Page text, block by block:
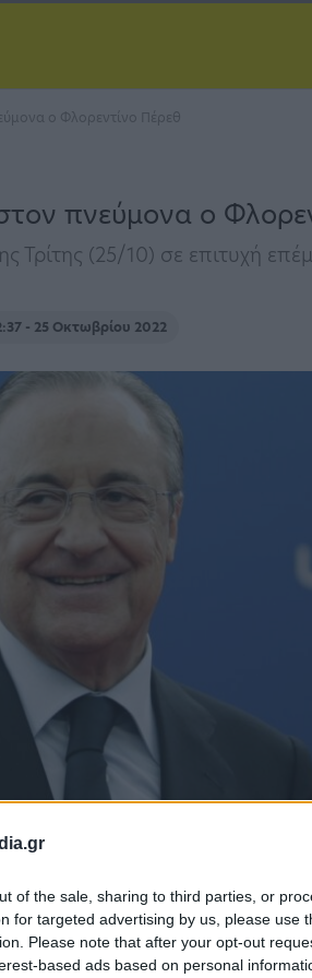
of the sale, sharing to third parties, or
for targeted advertising by us, please use
Please note that after your opt-out
based ads based on personal
ο Φλορεντίνο Πέρεθ
πνεύμονα ο
Τρίτης (25/10) σε επιτυχή
- 25 Οκτωβρίου 2022